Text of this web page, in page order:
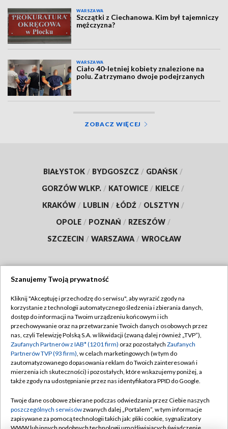
WARSZAWA
Szczątki z Ciechanowa. Kim był tajemniczy
mężczyzna?
WARSZAWA
Ciało 40-letniej kobiety znalezione na
polu. Zatrzymano dwoje podejrzanych
ZOBACZ WIĘCEJ
BIAŁYSTOK / BYDGOSZCZ / GDAŃSK /
GORZÓW WLKP. / KATOWICE / KIELCE /
KRAKÓW / LUBLIN / ŁÓDŹ / OLSZTYN /
OPOLE / POZNAŃ / RZESZÓW /
SZCZECIN / WARSZAWA / WROCŁAW
TVP
Abonament TVP
Emisja w TVP
Centrum informacji TVP
Naziemna Telewizja Cyfrowa
Rada Programowa
System NOS
Regulamin TVP
Polityka prywatności
Moje zgody
Pomoc
Kontakt
Szanujemy Twoją prywatność
Kliknij "Akceptuję i przechodzę do serwisu", aby wyrazić zgody na
korzystanie z technologii automatycznego śledzenia i zbierania danych,
dostęp do informacji na Twoim urządzeniu końcowym i ich
przechowywanie oraz na przetwarzanie Twoich danych osobowych przez
nas, czyli Telewizję Polską S.A. w likwidacji (zwaną dalej również „TVP”),
Zaufanych Partnerów z IAB* (1201 firm) oraz pozostałych Zaufanych
Partnerów TVP (93 firm), w celach marketingowych (w tym do
zautomatyzowanego dopasowania reklam do Twoich zainteresowań i
mierzenia ich skuteczności) i pozostałych, które wskazujemy poniżej, a
także zgody na udostępnianie przez nas identyfikatora PPID do Google.
Twoje dane osobowe zbierane podczas odwiedzania przez Ciebie naszych
poszczególnych serwisówzwanych dalej „Portalem”, w tym informacje
zapisywane za pomocą technologii takich jak: pliki cookie, sygnalizatory